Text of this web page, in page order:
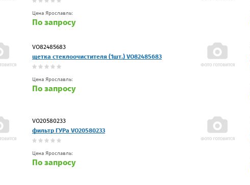
Цена Ярославль:
По запросу
VO82485683
щетка стеклоочистителя (1шт.) VO82485683
Цена Ярославль:
По запросу
VO20580233
фильтр ГУРа VO20580233
Цена Ярославль:
По запросу